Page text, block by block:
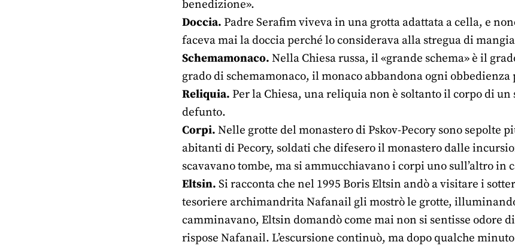
benedizione».
Doccia. Padre Serafim viveva in una grotta adattata a cella, e
faceva mai la doccia perché lo considerava alla stregua di
Schemamonaco. Nella Chiesa russa, il «grande schema» è il
grado di schemamonaco, il monaco abbandona ogni
Reliquia. Per la Chiesa, una reliquia non è soltanto il corpo di
defunto.
Corpi. Nelle grotte del monastero di Pskov-Pecory sono sepolte
abitanti di Pecory, soldati che difesero il monastero dalle
scavavano tombe, ma si ammucchiavano i corpi uno sull’altro in
Eltsin. Si racconta che nel 1995 Boris Eltsin andò a visitare i
tesoriere archimandrita Nafanail gli mostrò le grotte,
camminavano, Eltsin domandò come mai non si sentisse odore
rispose Nafanail. L’escursione continuò, ma dopo qualche